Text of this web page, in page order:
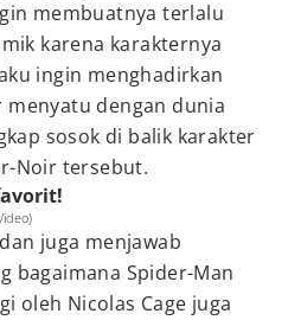
membuatnya terlalu
karena karakternya
ingin menghadirkan
dengan dunia
sosok di balik karakter
Noir tersebut.
juga menjawab
bagaimana Spider-Man
oleh Nicolas Cage juga